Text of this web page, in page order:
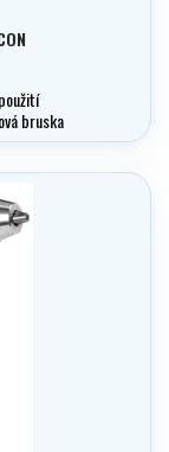
bruska